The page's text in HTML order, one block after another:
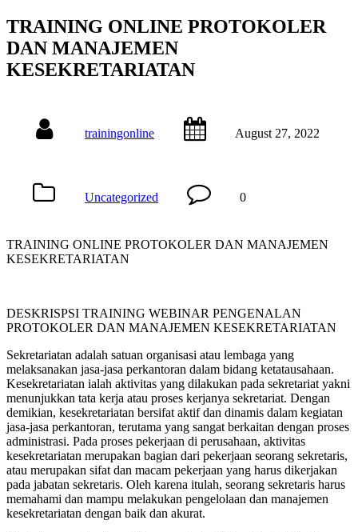
TRAINING ONLINE PROTOKOLER
DAN MANAJEMEN
KESEKRETARIATAN
trainingonline August 27, 2022
Uncategorized 0
TRAINING ONLINE PROTOKOLER DAN MANAJEMEN
KESEKRETARIATAN
DESKRISPSI TRAINING WEBINAR PENGENALAN
PROTOKOLER DAN MANAJEMEN KESEKRETARIATAN
Sekretariatan adalah satuan organisasi atau lembaga yang
melaksanakan jasa-jasa perkantoran dalam bidang ketatausahaan.
Kesekretariatan ialah aktivitas yang dilakukan pada sekretariat yakni
menunjukkan tata kerja atau proses kerjanya sekretariat. Dengan
demikian, kesekretariatan bersifat aktif dan dinamis dalam kegiatan
jasa-jasa perkantoran, terutama yang sangat berkaitan dengan proses
administrasi. Pada proses pekerjaan di perusahaan, aktivitas
kesekretariatan merupakan bagian dari pekerjaan seorang sekretaris,
atau merupakan sifat dan macam pekerjaan yang harus dikerjakan
pada jabatan sekretaris. Oleh karena itulah, seorang sekretaris harus
memahami dan mampu melakukan pengelolaan dan manajemen
kesekretariatan dengan baik dan akurat.